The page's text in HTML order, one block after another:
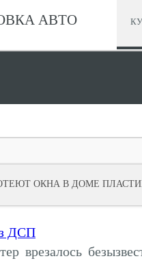
АВТО
ОКНА В ДОМЕ
ДСП
врезалось